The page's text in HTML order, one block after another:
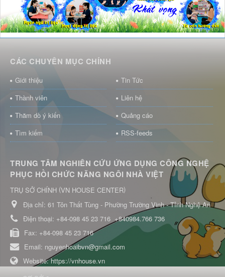
CÁC CHUYÊN MỤC CHÍNH
Giới thiệu
Tin Tức
Thành viên
Liên hệ
Thăm dò ý kiến
Quảng cáo
Tìm kiếm
RSS-feeds
TRUNG TÂM NGHIÊN CỨU ỨNG DỤNG CÔNG NGHỆ
PHỤC HỒI CHỨC NĂNG NGÔI NHÀ VIỆT
TRỤ SỞ CHÍNH (VN HOUSE CENTER)
Địa chỉ: 61 Tôn Thất Tùng - Phường Trường Vinh - Tỉnh Nghệ An
Điện thoại: +84-098 45 23 716 +840984.766 736
Fax: +84-098 45 23 716
Email: nguyenhoaibvn@gmail.com
Website:https://vnhouse.vn